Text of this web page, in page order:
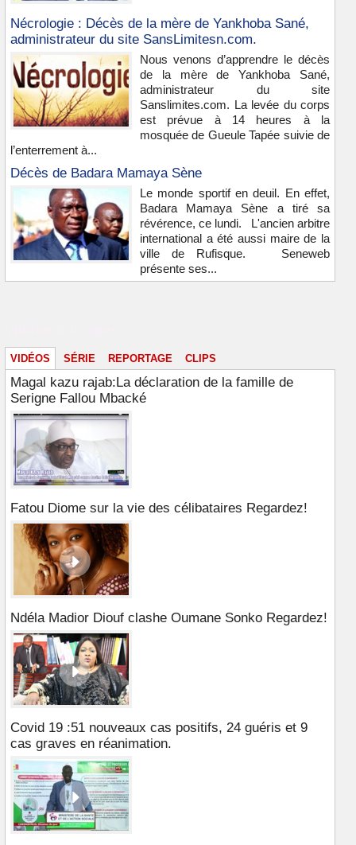
Nécrologie : Décès de la mère de Yankhoba Sané,
administrateur du site SansLimitesn.com.
Nous venons d’apprendre le décès
de la mère de Yankhoba Sané,
administrateur du site
Sanslimites.com. La levée du corps
est prévue à 14 heures à la
mosquée de Gueule Tapée suivie de
l’enterrement à...
Décès de Badara Mamaya Sène
Le monde sportif en deuil. En effet,
Badara Mamaya Sène a tiré sa
révérence, ce lundi. L'ancien arbitre
international a été aussi maire de la
ville de Rufisque. Seneweb
présente ses...
VIDÉOS SÉRIE REPORTAGE CLIPS
Magal kazu rajab:La déclaration de la famille de
Serigne Fallou Mbacké
Fatou Diome sur la vie des célibataires Regardez!
Ndéla Madior Diouf clashe Oumane Sonko Regardez!
Covid 19 :51 nouveaux cas positifs, 24 guéris et 9
cas graves en réanimation.